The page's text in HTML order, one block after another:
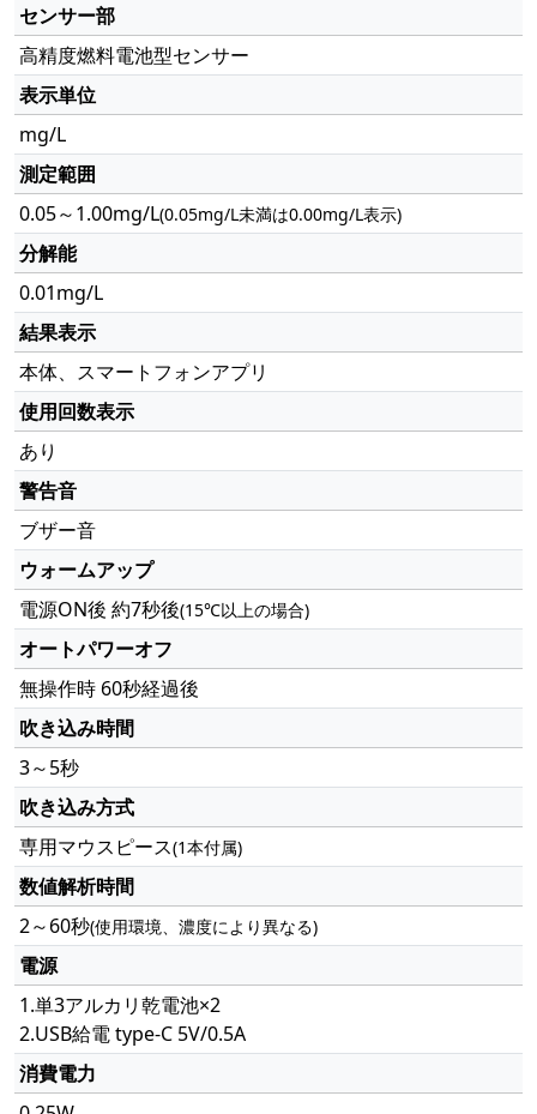
センサー部
高精度燃料電池型センサー
表示単位
mg/L
測定範囲
0.05～1.00mg/L(0.05mg/L未満は0.00mg/L表示)
分解能
0.01mg/L
結果表示
本体、スマートフォンアプリ
使用回数表示
あり
警告音
ブザー音
ウォームアップ
電源ON後 約7秒後(15℃以上の場合)
オートパワーオフ
無操作時 60秒経過後
吹き込み時間
3～5秒
吹き込み方式
専用マウスピース(1本付属)
数値解析時間
2～60秒(使用環境、濃度により異なる)
電源
1.単3アルカリ乾電池×2
2.USB給電 type-C 5V/0.5A
消費電力